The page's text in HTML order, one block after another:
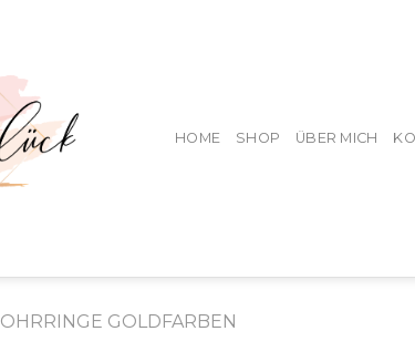
HOME SHOP ÜBER MICH
OHRRINGE GOLDFARBEN